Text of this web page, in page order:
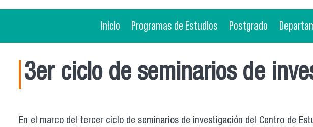
Inicio Programas de Estudios Postgrado
3er ciclo de seminarios de
En el marco del tercer ciclo de seminarios de investigación del Centro de